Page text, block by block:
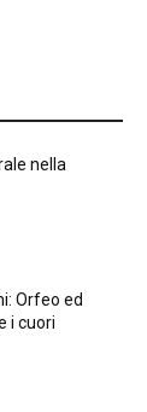
nella
Orfeo ed
i cuori